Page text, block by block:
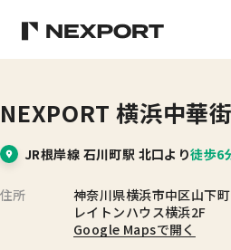
NEXPORT 横浜中華街
JR根岸線 石川町駅 北口より徒歩6
住所
神奈川県横浜市中区山下
レイトンハウス横浜2F
Google Mapsで開く